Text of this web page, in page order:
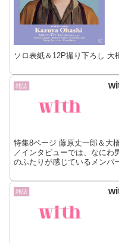
ソロ表紙＆12P撮り下ろし 大
雑誌
特集8ページ 藤原丈一郎＆大
／インタビューでは、なにわ
のふたりが感じているメンバ
雑誌